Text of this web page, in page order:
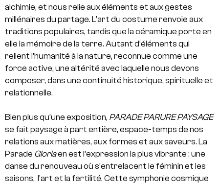
alchimie, et nous relie aux éléments et aux gestes
millénaires du partage. L’art du costume renvoie aux
traditions populaires, tandis que la céramique porte en
elle la mémoire de la terre. Autant d’éléments qui
relient l’humanité à la nature, reconnue comme une
force active, une altérité avec laquelle nous devons
composer, dans une continuité historique, spirituelle et
relationnelle.
Bien plus qu’une exposition, PARADE PARURE PAYSAGE
se fait paysage à part entière, espace-temps de nos
relations aux matières, aux formes et aux saveurs. La
Parade Gloriaen est l’expression la plus vibrante : une
danse du renouveau où s’entrelacent le féminin et les
saisons, l’art et la fertilité. Cette symphonie cosmique